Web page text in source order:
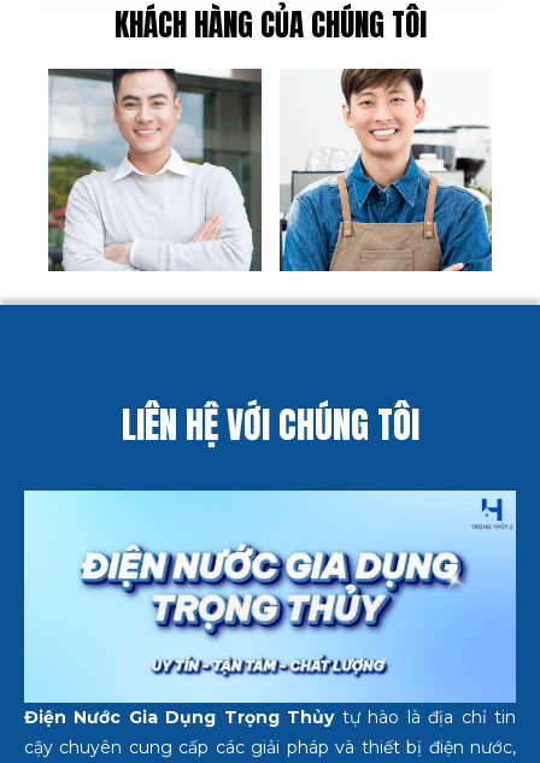
KHÁCH HÀNG CỦA CHÚNG TÔI
LIÊN HỆ VỚI CHÚNG TÔI
Điện Nước Gia Dụng Trọng Thủytự hào là địa chỉ tin
cậy chuyên cung cấp các giải pháp và thiết bị điện nước,